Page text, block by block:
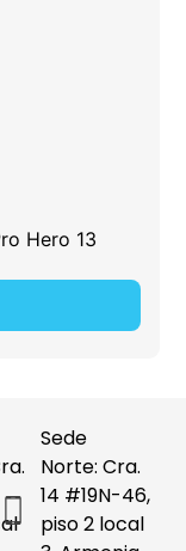
Hero 13
Sede
Norte: Cra.
14 #19N-46,
piso 2 local